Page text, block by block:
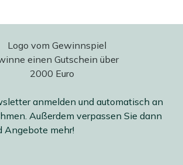
anmelden und automatisch an
Außerdem verpassen Sie dann
Angebote mehr!